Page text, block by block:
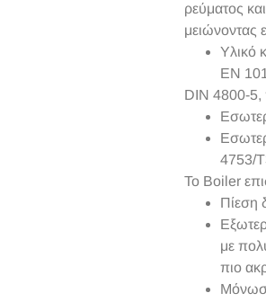
ρεύματος
μειώνοντας
Υλικό
EN
DIN 4800-5,
4753/
Το Boiler
Πίεση
με
πιο